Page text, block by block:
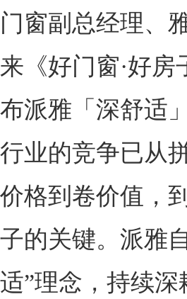
门窗副总经理、
来《好门窗·好
布派雅「深舒适
行业的竞争已从
价格到卷价值，
子的关键。派雅
适”理念，持续